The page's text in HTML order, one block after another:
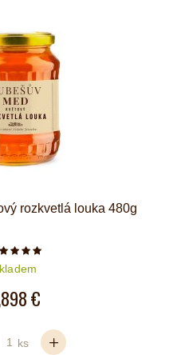
rozkvetlá louka 480g
Počet hvězdiček je 5 z 5
€
ks